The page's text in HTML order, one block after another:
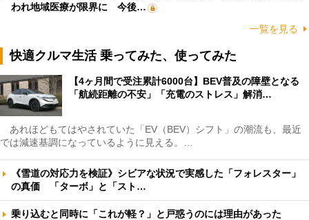
われ地域医療が限界に 今後…
一覧を見る
快適クルマ生活 乗ってみた、使ってみた
【4ヶ月間で受注累計6000台】BEV普及の障壁となる
「航続距離の不安」「充電のストレス」解消…
あれほどもてはやされていた「EV（BEV）シフト」の潮流も、最近
では減速基調になっているように見える。…
《雪道の対応力を検証》シビアな状況で実感した「フォレスター」
の真価 「ターボ」と「スト…
乗り込むと同時に「これが軽？」と戸惑うのには理由があった